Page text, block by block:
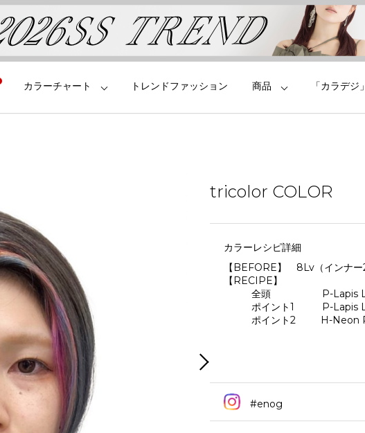
カラーチャート トレンドファッション 商品 「カラデ
tricolor COLOR
カラーレシピ詳細
【BEFORE】 8Lv（インナ
【RECIPE】
全頭 P-Lapis
ポイント1 P-Lapis
ポイント2 H-Neon
#enog